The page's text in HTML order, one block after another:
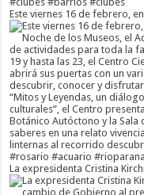
Este viernes 16 de febrero,
La expresidenta Cristina